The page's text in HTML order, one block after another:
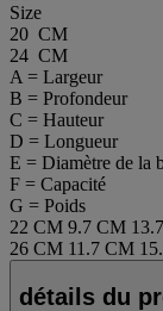
Size
20 CM
24 CM
A = Largeur
B = Profondeur
C = Hauteur
D = Longueur
E = Diamètre de la
F = Capacité
G = Poids
22 CM 9.7 CM
26 CM 11.7 CM
détails du